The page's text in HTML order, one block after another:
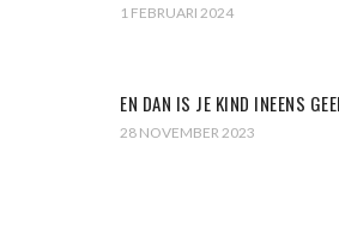
1 FEBRUARI 2024
EN DAN IS JE KIND INEENS
28 NOVEMBER 2023